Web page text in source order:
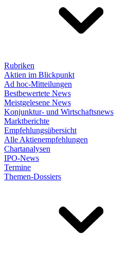
Rubriken
Aktien im Blickpunkt
Ad hoc-Mitteilungen
Bestbewertete News
Meistgelesene News
Konjunktur- und Wirtschaftsnews
Marktberichte
Empfehlungsübersicht
Alle Aktienempfehlungen
Chartanalysen
IPO-News
Termine
Themen-Dossiers